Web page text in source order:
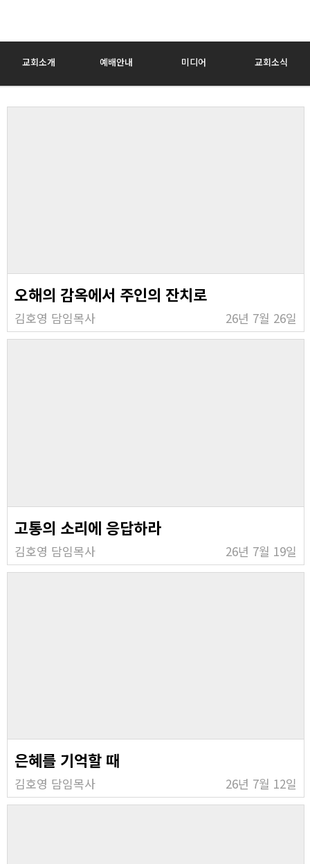
교회소개 예배안내 미디어 교회소식
오해의 감옥에서 주인의 잔치로
김호영 담임목사 26년 7월 26일
고통의 소리에 응답하라
김호영 담임목사 26년 7월 19일
은혜를 기억할 때
김호영 담임목사 26년 7월 12일